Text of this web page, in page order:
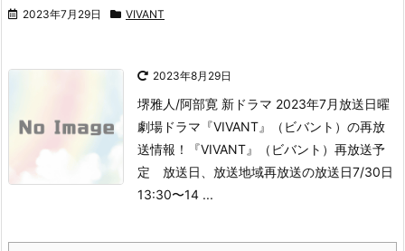
2023年7月29日 VIVANT
2023年8月29日
堺雅人/阿部寛 新ドラマ 2023年7月放送日曜
劇場ドラマ『VIVANT』（ビバント）の再放
送情報！
『VIVANT』（ビバント）再放送予
定 放送日、放送地域再放送の放送日7/30日
13:30〜14 ...